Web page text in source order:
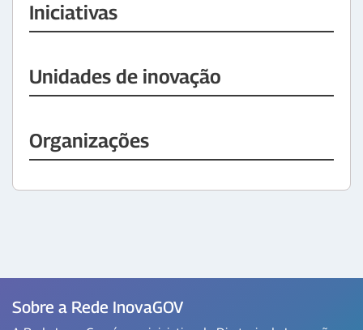
Iniciativas
Unidades de inovação
Organizações
Sobre a Rede InovaGOV